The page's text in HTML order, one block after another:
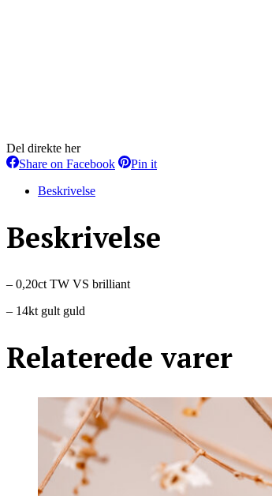
Del direkte her
Share on FacebookSharePin itShare
Beskrivelse
Beskrivelse
– 0,20ct TW VS brilliant
– 14kt gult guld
Relaterede varer